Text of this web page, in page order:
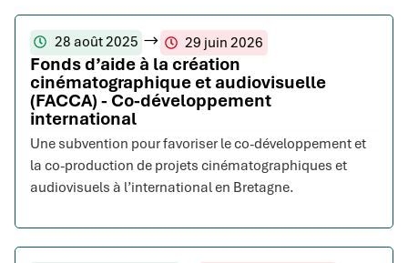
28 août 2025 29 juin 2026
Fonds d’aide à la création
cinématographique et audiovisuelle
(FACCA) - Co-développement
international
Une subvention pour favoriser le co-développement et
la co-production de projets cinématographiques et
audiovisuels à l’international en Bretagne.